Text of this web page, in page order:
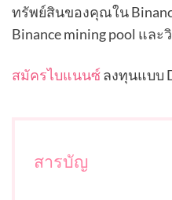
ทรัพย์สินของคุณใน
Binance mining pool แล
สมัครไบแนนซ์ลงทุนแบบ
สารบัญ